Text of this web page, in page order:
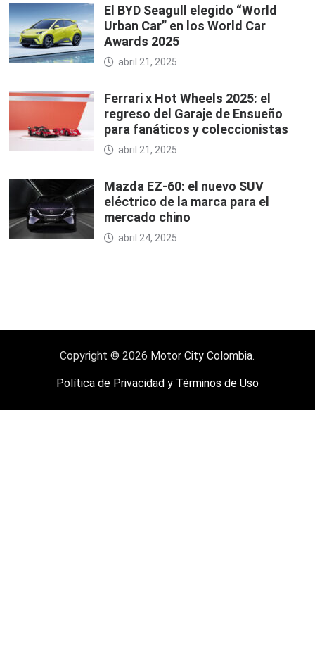
El BYD Seagull elegido “World
Urban Car” en los World Car
Awards 2025
abril 21, 2025
Ferrari x Hot Wheels 2025: el
regreso del Garaje de Ensueño
para fanáticos y coleccionistas
abril 21, 2025
Mazda EZ-60: el nuevo SUV
eléctrico de la marca para el
mercado chino
abril 24, 2025
Copyright © 2026 Motor City Colombia.
Política de Privacidad y Términos de Uso